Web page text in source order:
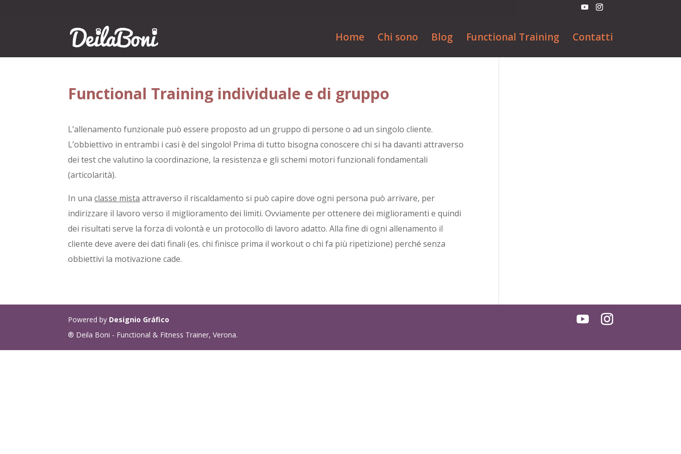
Home Chi sono Blog Functional Training Contatti
Functional Training individuale e di gruppo
L’allenamento funzionale può essere proposto ad un gruppo di persone o ad un singolo cliente.
L’obbiettivo in entrambi i casi è del singolo! Prima di tutto bisogna conoscere chi si ha davanti attraverso
dei test che valutino la coordinazione, la resistenza e gli schemi motori funzionali fondamentali
(articolarità).
In unaclasse mista attraverso il riscaldamento si può capire dove ogni persona può arrivare, per
indirizzare il lavoro verso il miglioramento dei limiti. Ovviamente per ottenere dei miglioramenti e quindi
dei risultati serve la forza di volontà e un protocollo di lavoro adatto. Alla fine di ogni allenamento il
cliente deve avere dei dati finali (es. chi finisce prima il workout o chi fa più ripetizione) perché senza
obbiettivi la motivazione cade.
Powered by Designio Gráfico
® Deila Boni - Functional & Fitness Trainer, Verona.